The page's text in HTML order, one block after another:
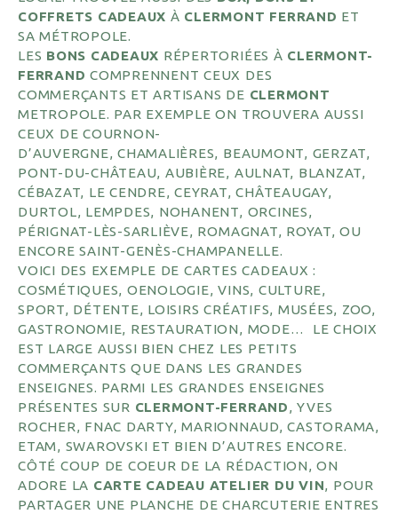
COFFRETS CADEAUX À CLERMONT FERRAND ET
SA MÉTROPOLE.
LES BONS CADEAUX RÉPERTORIÉES À CLERMONT-
FERRAND COMPRENNENT CEUX DES
COMMERÇANTS ET ARTISANS DE CLERMONT
METROPOLE. PAR EXEMPLE ON TROUVERA AUSSI
CEUX DE COURNON-
D’AUVERGNE, CHAMALIÈRES, BEAUMONT, GERZAT,
PONT-DU-CHÂTEAU, AUBIÈRE, AULNAT, BLANZAT,
CÉBAZAT, LE CENDRE, CEYRAT, CHÂTEAUGAY,
DURTOL, LEMPDES, NOHANENT, ORCINES,
PÉRIGNAT-LÈS-SARLIÈVE, ROMAGNAT, ROYAT, OU
ENCORE SAINT-GENÈS-CHAMPANELLE.
VOICI DES EXEMPLE DE CARTES CADEAUX :
COSMÉTIQUES, OENOLOGIE, VINS, CULTURE,
SPORT, DÉTENTE, LOISIRS CRÉATIFS, MUSÉES, ZOO,
GASTRONOMIE, RESTAURATION, MODE… LE CHOIX
EST LARGE AUSSI BIEN CHEZ LES PETITS
COMMERÇANTS QUE DANS LES GRANDES
ENSEIGNES. PARMI LES GRANDES ENSEIGNES
PRÉSENTES SUR CLERMONT-FERRAND,YVES
ROCHER, FNAC DARTY,MARIONNAUD,CASTORAMA,
ETAM, SWAROVSKI ET BIEN D’AUTRES ENCORE.
CÔTÉ COUP DE COEUR DE LA RÉDACTION, ON
ADORE LA CARTE CADEAU ATELIER DU VIN, POUR
PARTAGER UNE PLANCHE DE CHARCUTERIE ENTRES